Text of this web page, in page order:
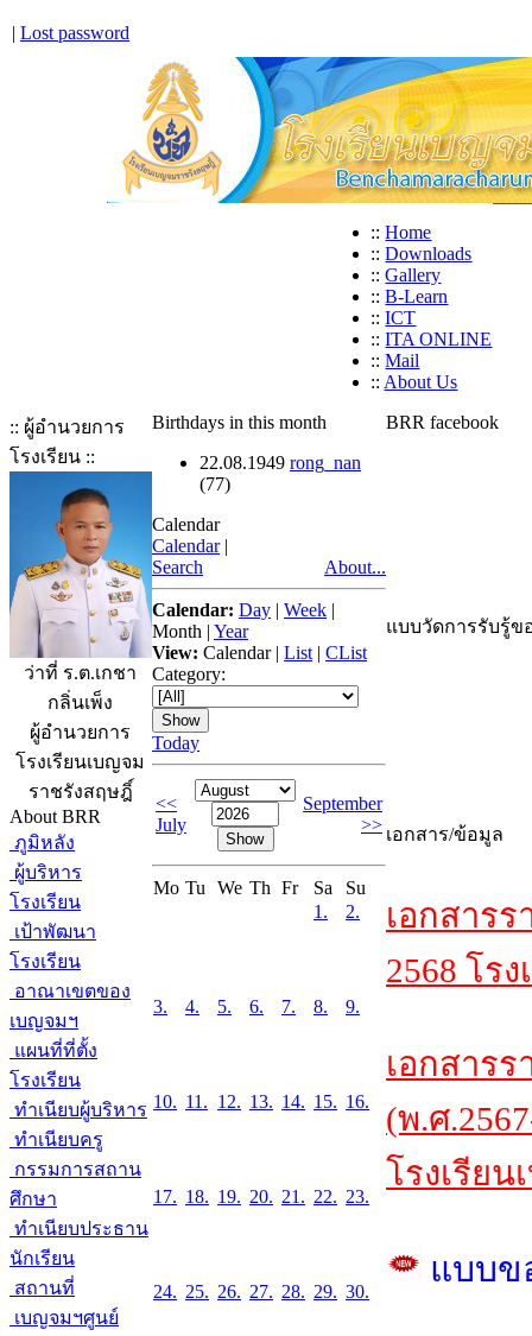
| Lost password
:: Home
:: Downloads
:: Gallery
:: B-Learn
:: ICT
:: ITA ONLINE
:: Mail
:: About Us
:: ผู้อำนวยการ
โรงเรียน ::
ว่าที่ ร.ต.เกชา
กลิ่นเพ็ง
ผู้อำนวยการ
โรงเรียนเบญจม
ราชรังสฤษฎิ์
About BRR
ภูมิหลัง
ผู้บริหาร
โรงเรียน
เป้าพัฒนา
โรงเรียน
อาณาเขตของ
เบญจมฯ
แผนที่ที่ตั้ง
โรงเรียน
ทำเนียบผู้บริหาร
ทำเนียบครู
กรรมการสถาน
ศึกษา
ทำเนียบประธาน
นักเรียน
สถานที่
เบญจมฯศูนย์
Birthdays in this month
22.08.1949 rong_nan
(77)
Calendar
Calendar |
Search
About...
Calendar: Day | Week |
Month | Year
View: Calendar| List | CList
Category:
Today
<<
July
September
>>
Mo Tu We Th Fr Sa
Su
1.
2.
3. 4. 5. 6. 7. 8. 9.
10. 11. 12. 13. 14. 15. 16.
17. 18. 19. 20. 21. 22. 23.
24. 25. 26. 27. 28. 29. 30.
BRR facebook
แบบวัดการรับรู้ข
เอกสาร/ข้อมูล
เอกสาร
2568 โร
เอกสาร
(พ.ศ
โรงเรีย
แบบข